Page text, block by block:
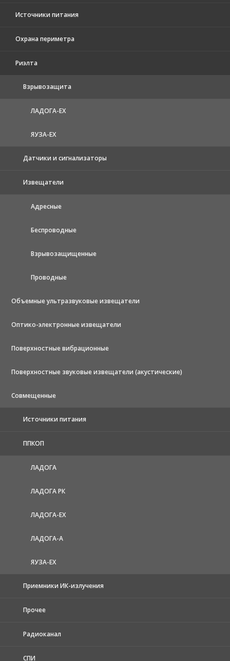
Источники питания
Охрана периметра
Риэлта
Взрывозащита
ЛАДОГА-EX
ЯУЗА-ЕХ
Датчики и сигнализаторы
Извещатели
Адресные
Беспроводные
Взрывозащищенные
Проводные
Объемные ультразвуковые извещатели
Оптико-электронные извещатели
Поверхностные вибрационные
Поверхностные звуковые извещатели (акустические)
Совмещенные
Источники питания
ППКОП
ЛАДОГА
ЛАДОГА РК
ЛАДОГА-EX
ЛАДОГА-А
ЯУЗА-ЕХ
Приемники ИК-излучения
Прочее
Радиоканал
СПИ